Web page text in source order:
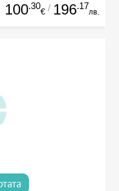
100.30
€ / 196.17
лв.